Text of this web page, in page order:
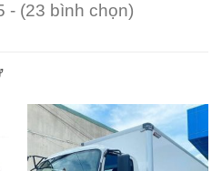
- (23 bình chọn)